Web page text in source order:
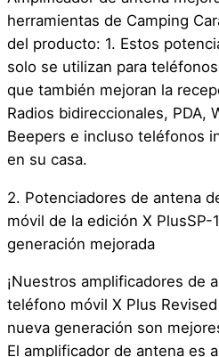
herramientas de Camping
del producto: 1. Estos
solo se utilizan para
que también mejoran la
Radios bidireccionales, PDA,
Beepers e incluso teléfonos
en su casa.
2. Potenciadores de antena
móvil de la edición X PlusSP-
generación mejorada
¡Nuestros amplificadores de
teléfono móvil X Plus
nueva generación son
El amplificador de antena es